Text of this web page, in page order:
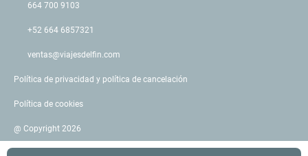
664 700 9103
+52 664 6857321
ventas@viajesdelfin.com
Política de privacidad y política de cancelación
Política de cookies
@ Copyright 2026